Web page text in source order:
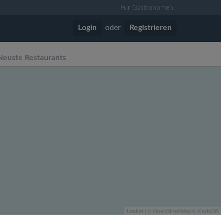
Für Gastronomen
Login oder Registrieren
Restaurants
Leaflet OpenStreetMap CartoDB